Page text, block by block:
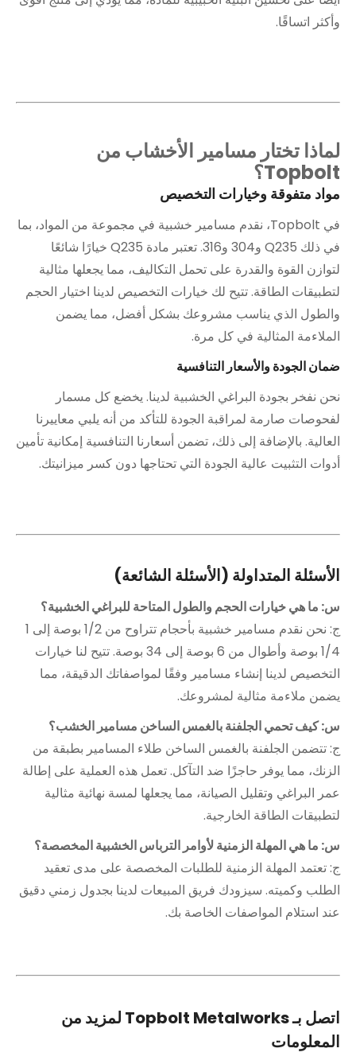
وأكثر اتساقًا.
لماذا تختار مسامير الأخشاب من
Topbolt؟
مواد متفوقة وخيارات التخصيص
في Topbolt، نقدم مسامير خشبية في مجموعة من المواد، بما
في ذلك Q235 و304 و316. تعتبر مادة Q235 خيارًا شائعًا
لتوازن القوة والقدرة على تحمل التكاليف، مما يجعلها مثالية
لتطبيقات الطاقة. تتيح لك خيارات التخصيص لدينا اختيار الحجم
والطول الذي يناسب مشروعك بشكل أفضل، مما يضمن
الملاءمة المثالية في كل مرة.
ضمان الجودة والأسعار التنافسية
نحن نفخر بجودة البراغي الخشبية لدينا. يخضع كل مسمار
لفحوصات صارمة لمراقبة الجودة للتأكد من أنه يلبي معاييرنا
العالية. بالإضافة إلى ذلك، تضمن أسعارنا التنافسية إمكانية تأمين
أدوات التثبيت عالية الجودة التي تحتاجها دون كسر ميزانيتك.
الأسئلة المتداولة (الأسئلة الشائعة)
س: ما هي خيارات الحجم والطول المتاحة للبراغي الخشبية؟
ج: نحن نقدم مسامير خشبية بأحجام تتراوح من 1/2 بوصة إلى 1
1/4 بوصة وأطوال من 6 بوصة إلى 34 بوصة. تتيح لنا خيارات
التخصيص لدينا إنشاء مسامير وفقًا لمواصفاتك الدقيقة، مما
يضمن ملاءمة مثالية لمشروعك.
س: كيف تحمي الجلفنة بالغمس الساخن مسامير الخشب؟
ج: تتضمن الجلفنة بالغمس الساخن طلاء المسامير بطبقة من
الزنك، مما يوفر حاجزًا ضد التآكل. تعمل هذه العملية على إطالة
عمر البراغي وتقليل الصيانة، مما يجعلها لمسة نهائية مثالية
لتطبيقات الطاقة الخارجية.
س: ما هي المهلة الزمنية لأوامر الترباس الخشبية المخصصة؟
ج: تعتمد المهلة الزمنية للطلبات المخصصة على مدى تعقيد
الطلب وكميته. سيزودك فريق المبيعات لدينا بجدول زمني دقيق
عند استلام المواصفات الخاصة بك.
اتصل بـ Topbolt Metalworks لمزيد من
المعلومات